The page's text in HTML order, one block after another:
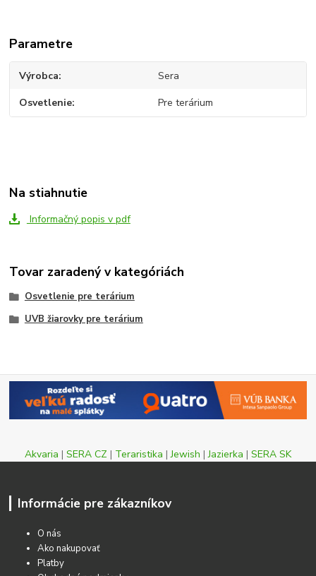
Parametre
Výrobca Sera
Osvetlenie Pre terárium
Na stiahnutie
Informačný popis v pdf
Tovar zaradený v kategóriách
Osvetlenie pre terárium
UVB žiarovky pre terárium
Akvaria | SERA CZ | Teraristika |Jewish |Jazierka | SERA SK
Informácie pre zákazníkov
O nás
Ako nakupovať
Platby